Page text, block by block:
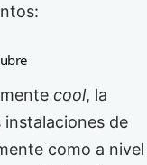
cool, la
instalaciones de
como a nivel